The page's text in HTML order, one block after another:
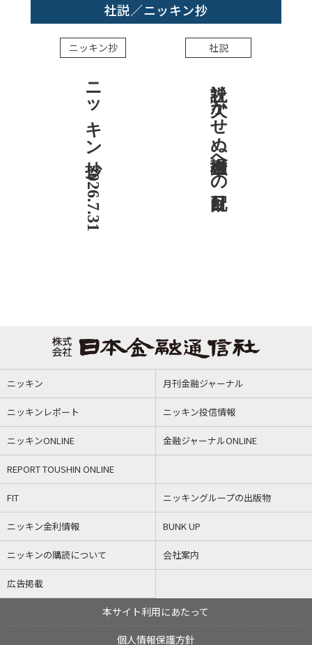
社説／ニッキン抄
ニッキン抄
ニッキン抄 2026.7.31
社説
社説 欠かせぬ金融市場への目配り
ニッキン 月刊金融ジャーナル
ニッキンレポート ニッキン投信情報
ニッキンONLINE 金融ジャーナルONLINE
REPORT TOUSHIN ONLINE
FIT ニッキングループの出版物
ニッキン金利情報 BUNK UP
ニッキンの購読について 会社案内
広告掲載
本サイト利用にあたって
個人情報保護方針